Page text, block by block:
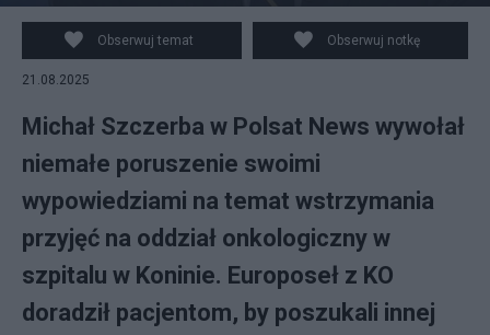
Obserwuj temat Obserwuj notkę
21.08.2025
Michał Szczerba w Polsat News wywołał
niemałe poruszenie swoimi
wypowiedziami na temat wstrzymania
przyjęć na oddział onkologiczny w
szpitalu w Koninie. Europoseł z KO
doradził pacjentom, by poszukali innej